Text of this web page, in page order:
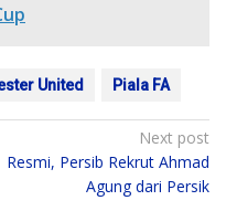
United Piala FA
Next post
Resmi, Persib Rekrut Ahmad
Agung dari Persik